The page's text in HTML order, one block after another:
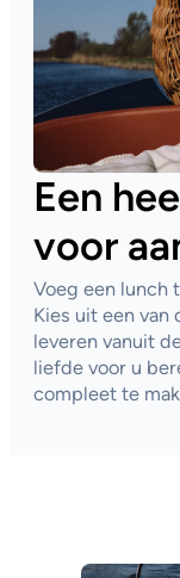
Een
voor
Voeg een lunch
Kies uit een van
leveren vanuit
liefde voor u
compleet te